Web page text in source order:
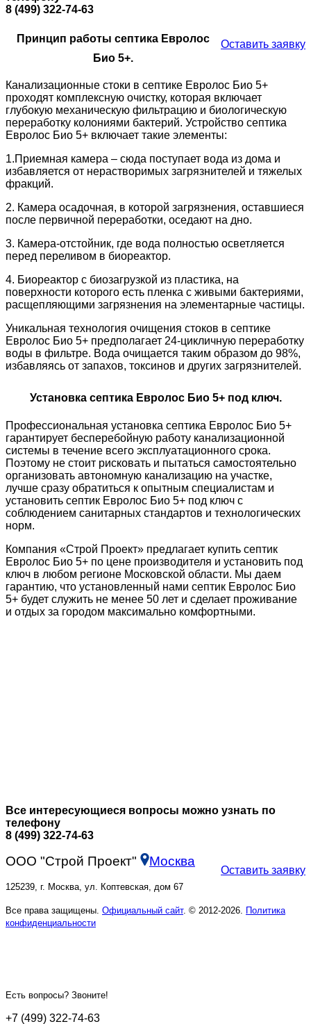
8 (499) 322-74-63
Оставить заявку
Принцип работы септика Евролос
Био 5+.
Канализационные стоки в септике Евролос Био 5+
проходят комплексную очистку, которая включает
глубокую механическую фильтрацию и биологическую
переработку колониями бактерий. Устройство септика
Евролос Био 5+ включает такие элементы:
1.Приемная камера – сюда поступает вода из дома и
избавляется от нерастворимых загрязнителей и тяжелых
фракций.
2. Камера осадочная, в которой загрязнения, оставшиеся
после первичной переработки, оседают на дно.
3. Камера-отстойник, где вода полностью осветляется
перед переливом в биореактор.
4. Биореактор с биозагрузкой из пластика, на
поверхности которого есть пленка с живыми бактериями,
расщепляющими загрязнения на элементарные частицы.
Уникальная технология очищения стоков в септике
Евролос Био 5+ предполагает 24-цикличную переработку
воды в фильтре. Вода очищается таким образом до 98%,
избавляясь от запахов, токсинов и других загрязнителей.
Установка септика Евролос Био 5+ под ключ.
Профессиональная установка септика Евролос Био 5+
гарантирует бесперебойную работу канализационной
системы в течение всего эксплуатационного срока.
Поэтому не стоит рисковать и пытаться самостоятельно
организовать автономную канализацию на участке,
лучше сразу обратиться к опытным специалистам и
установить септик Евролос Био 5+ под ключ с
соблюдением санитарных стандартов и технологических
норм.
Компания «Строй Проект» предлагает купить септик
Евролос Био 5+ по цене производителя и установить под
ключ в любом регионе Московской области. Мы даем
гарантию, что установленный нами септик Евролос Био
5+ будет служить не менее 50 лет и сделает проживание
и отдых за городом максимально комфортными.
Все интересующиеся вопросы можно узнать по
телефону
8 (499) 322-74-63
Оставить заявку
ООО "Строй Проект" Москва
125239, г. Москва, ул. Коптевская, дом 67
Все права защищены. Официальный сайт. © 2012-2026.
Политика
конфиденциальности
Есть вопросы? Звоните!
+7 (499) 322-74-63